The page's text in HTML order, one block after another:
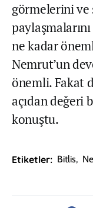
görmelerini ve
ne kadar
Nemrut’un
önemli. Fakat
açıdan değeri
konuştu.
Etiketler: Bitlis,